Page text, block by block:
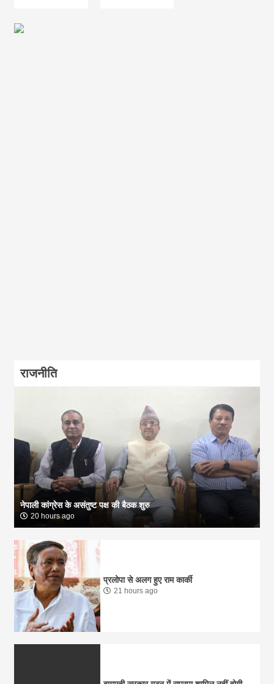
राजनीति
नेपाली कांग्रेस के असंतुष्ट पक्ष की बैठक शुरु
20 hours ago
प्रलोपा से अलग हुए राम कार्की
21 hours ago